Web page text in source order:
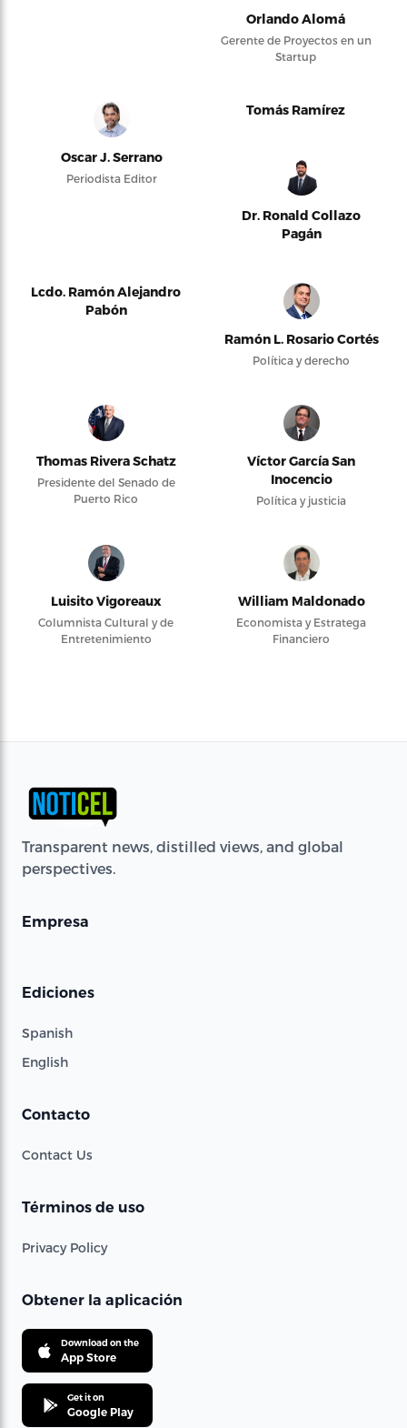
Orlando Alomá
Gerente de Proyectos en un
Startup
Oscar J. Serrano
Periodista Editor
Tomás Ramírez
Dr. Ronald Collazo
Pagán
Lcdo. Ramón Alejandro
Pabón
Ramón L. Rosario Cortés
Política y derecho
Thomas Rivera Schatz
Presidente del Senado de
Puerto Rico
Víctor García San
Inocencio
Política y justicia
Luisito Vigoreaux
Columnista Cultural y de
Entretenimiento
William Maldonado
Economista y Estratega
Financiero
Transparent news, distilled views, and global
perspectives.
Empresa
Ediciones
Spanish
English
Contacto
Contact Us
Términos de uso
Privacy Policy
Obtener la aplicación
Download on the
App Store
Get it on
Google Play